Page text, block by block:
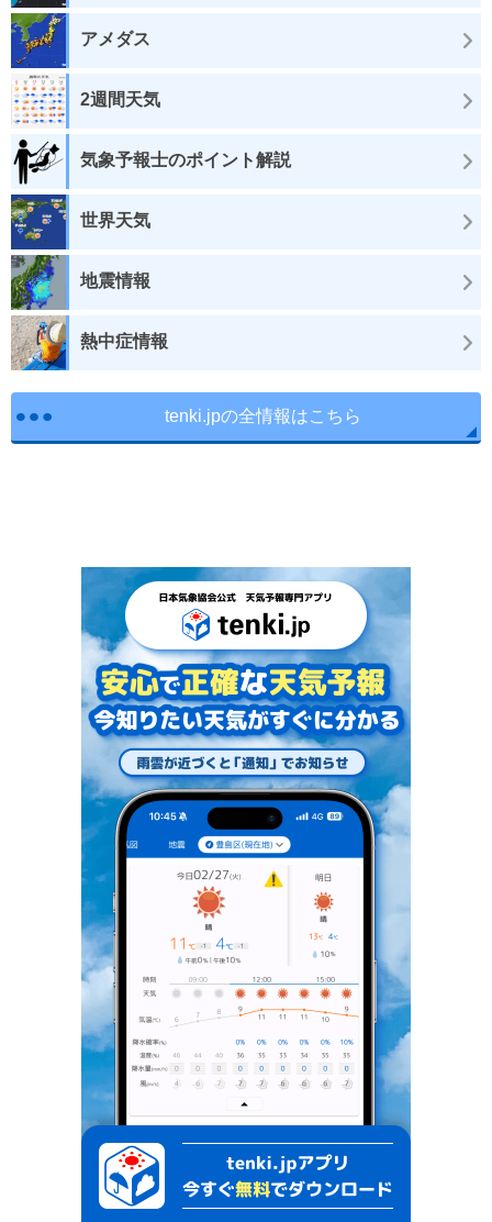
アメダス
2週間天気
気象予報士のポイント解説
世界天気
地震情報
熱中症情報
tenki.jpの全情報はこちら